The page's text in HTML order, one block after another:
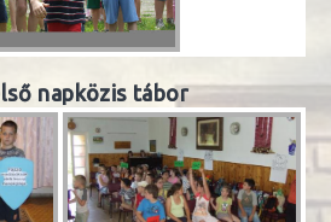
napközis tábor